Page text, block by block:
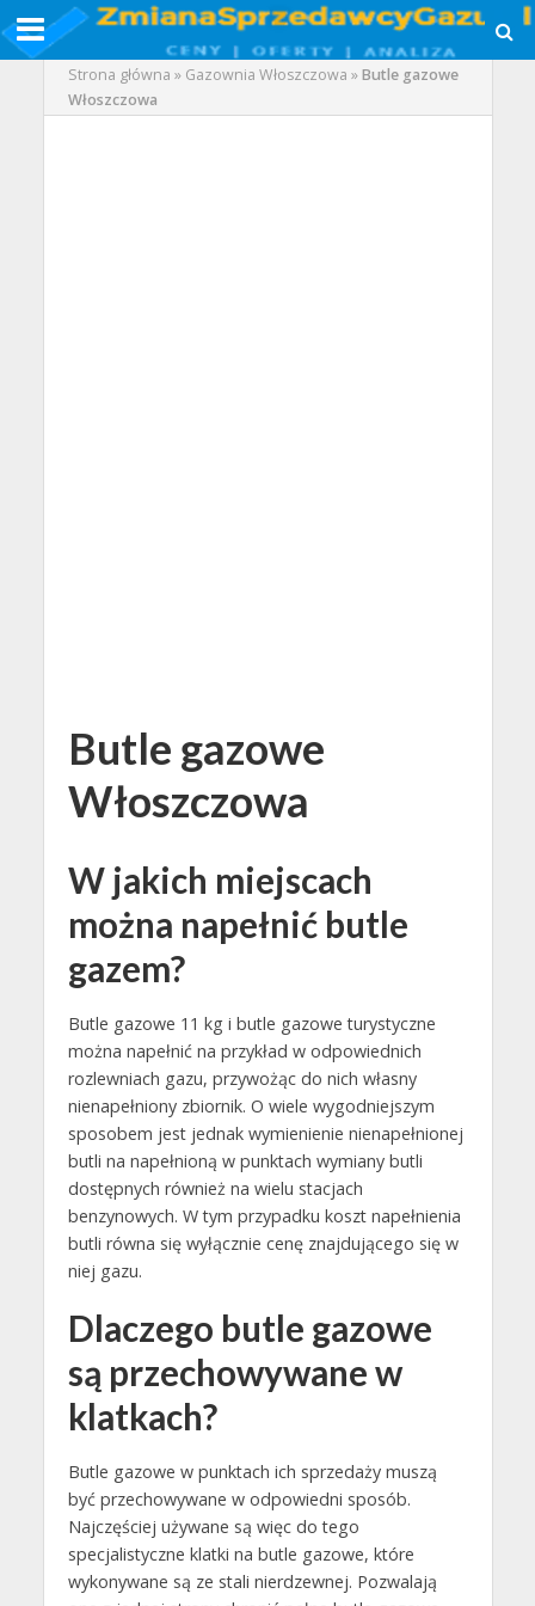
Strona główna » Gazownia Włoszczowa »Butle gazowe
Włoszczowa
Butle gazowe
Włoszczowa
W jakich miejscach
można napełnić butle
gazem?
Butle gazowe 11 kg i butle gazowe turystyczne
można napełnić na przykład w odpowiednich
rozlewniach gazu, przywożąc do nich własny
nienapełniony zbiornik. O wiele wygodniejszym
sposobem jest jednak wymienienie nienapełnionej
butli na napełnioną w punktach wymiany butli
dostępnych również na wielu stacjach
benzynowych. W tym przypadku koszt napełnienia
butli równa się wyłącznie cenę znajdującego się w
niej gazu.
Dlaczego butle gazowe
są przechowywane w
klatkach?
Butle gazowe w punktach ich sprzedaży muszą
być przechowywane w odpowiedni sposób.
Najczęściej używane są więc do tego
specjalistyczne klatki na butle gazowe, które
wykonywane są ze stali nierdzewnej. Pozwalają